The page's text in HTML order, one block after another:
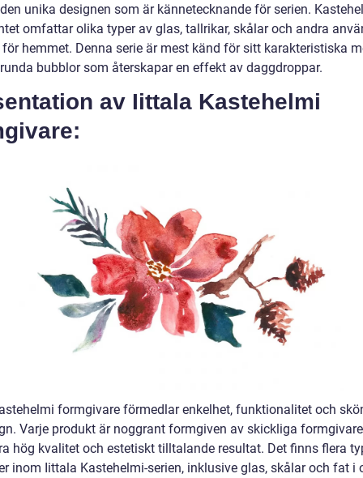
unika designen som är kännetecknande för serien.
omfattar olika typer av glas, tallrikar, skålar och andra
hemmet. Denna serie är mest känd för sitt karakteristiska
bubblor som återskapar en effekt av daggdroppar.
av Iittala Kastehelmi
formgivare förmedlar enkelhet, funktionalitet och
Varje produkt är noggrant formgiven av skickliga
hög kvalitet och estetiskt tilltalande resultat. Det finns flera
inom Iittala Kastehelmi-serien, inklusive glas, skålar och fat i